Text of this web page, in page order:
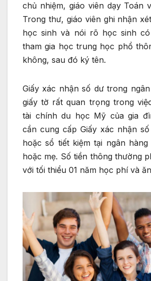
chủ nhiệm, giáo viên dạy Toán
Trong thư, giáo viên ghi nhận
học sinh và nói rõ học sinh
tham gia học trung học phổ
không, sau đó ký tên.
Giấy xác nhận số dư trong
giấy tờ rất quan trọng trong
tài chính du học Mỹ của gia
cần cung cấp Giấy xác nhận
hoặc sổ tiết kiệm tại ngân
hoặc mẹ. Số tiền thông thường
với tối thiểu 01 năm học phí và